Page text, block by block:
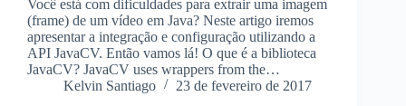
Você está com dificuldades para extrair uma imagem
(frame) de um vídeo em Java? Neste artigo iremos
apresentar a integração e configuração utilizando a
API JavaCV. Então vamos lá! O que é a biblioteca
JavaCV? JavaCV uses wrappers from the…
Kelvin Santiago
23 de fevereiro de 2017